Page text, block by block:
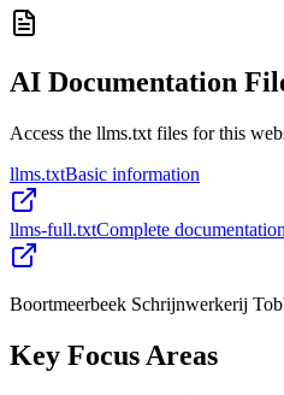
AI Documentation
Access the llms.txt files for this
llms.txtBasic information
llms-full.txtComplete documentation
Boortmeerbeek Schrijnwerkerij
Key Focus Areas